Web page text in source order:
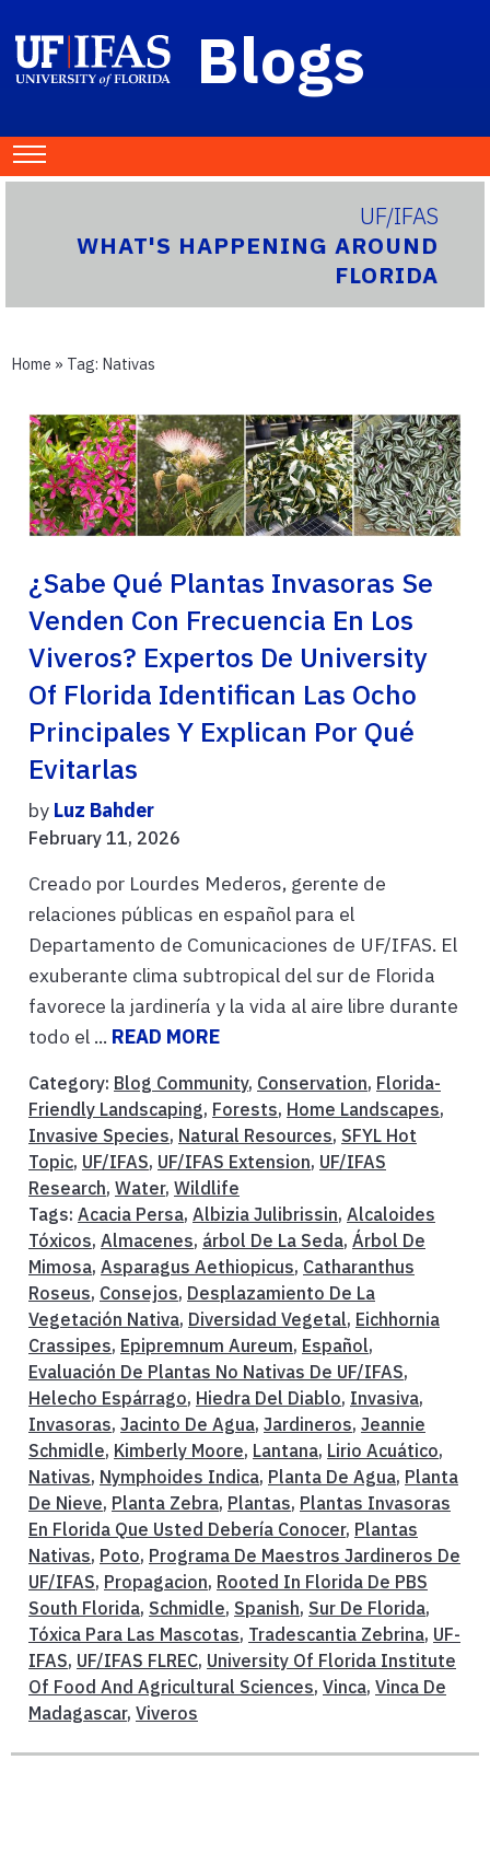
Blogs
UF/IFAS
WHAT'S HAPPENING AROUND
FLORIDA
Home » Tag: Nativas
¿Sabe Qué Plantas Invasoras Se
Venden Con Frecuencia En Los
Viveros? Expertos De University
Of Florida Identifican Las Ocho
Principales Y Explican Por Qué
Evitarlas
by Luz Bahder
February 11, 2026
Creado por Lourdes Mederos, gerente de
relaciones públicas en español para el
Departamento de Comunicaciones de UF/IFAS. El
exuberante clima subtropical del sur de Florida
favorece la jardinería y la vida al aire libre durante
todo el ... READ MORE
Category: Blog Community, Conservation, Florida-
Friendly Landscaping, Forests, Home Landscapes,
Invasive Species, Natural Resources, SFYL Hot
Topic, UF/IFAS, UF/IFAS Extension, UF/IFAS
Research, Water, Wildlife
Tags: Acacia Persa, Albizia Julibrissin, Alcaloides
Tóxicos, Almacenes, árbol De La Seda, Árbol De
Mimosa, Asparagus Aethiopicus, Catharanthus
Roseus, Consejos, Desplazamiento De La
Vegetación Nativa, Diversidad Vegetal, Eichhornia
Crassipes, Epipremnum Aureum, Español,
Evaluación De Plantas No Nativas De UF/IFAS,
Helecho Espárrago, Hiedra Del Diablo, Invasiva,
Invasoras, Jacinto De Agua, Jardineros, Jeannie
Schmidle, Kimberly Moore, Lantana, Lirio Acuático,
Nativas, Nymphoides Indica, Planta De Agua, Planta
De Nieve, Planta Zebra, Plantas, Plantas Invasoras
En Florida Que Usted Debería Conocer, Plantas
Nativas, Poto, Programa De Maestros Jardineros De
UF/IFAS, Propagacion, Rooted In Florida De PBS
South Florida, Schmidle, Spanish, Sur De Florida,
Tóxica Para Las Mascotas, Tradescantia Zebrina, UF-
IFAS, UF/IFAS FLREC, University Of Florida Institute
Of Food And Agricultural Sciences, Vinca, Vinca De
Madagascar, Viveros